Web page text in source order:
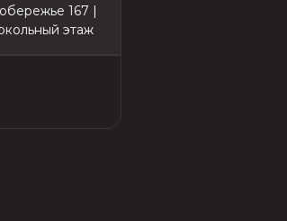
167 |
этаж